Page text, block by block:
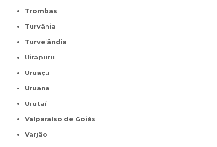
Trombas
Turvânia
Turvelândia
Uirapuru
Uruaçu
Uruana
Urutaí
Valparaíso de Goiás
Varjão